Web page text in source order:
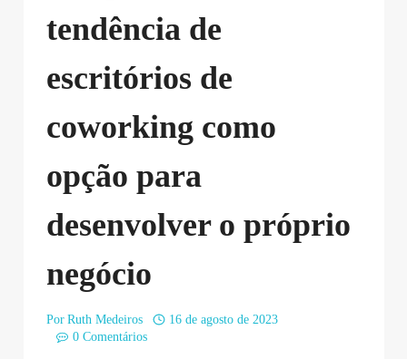
tendência de
escritórios de
coworking como
opção para
desenvolver o próprio
negócio
Por Ruth Medeiros
16 de agosto de 2023
0 Comentários